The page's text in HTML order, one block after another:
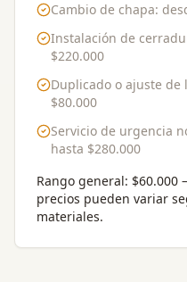
Cambio de chapa:
Instalación de
$220.000
Duplicado o ajuste de
$80.000
Servicio de urgencia
hasta $280.000
Rango general: $60.000
precios pueden variar
materiales.